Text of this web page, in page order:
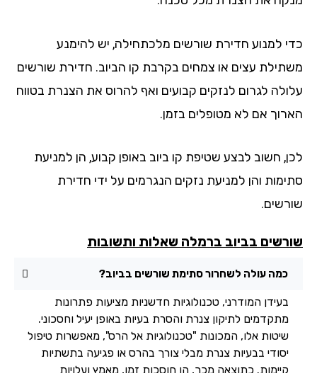
למנוע חדירת שורשים מלכתחילה, יש להימנע
עצים או צמחים בקרבת קו הביוב. חדירת שורשים
לגרום לנזקים קבועים ואף להרוס את הצנרת בטווח
אם לא מטופלים בזמן.
חשוב לבצע שטיפת קו ביוב באופן קבוע, הן למניעת
והן למניעת נזקים הנגרמים על ידי חדירת
בביוב ברמלה שאלות ותשובות
כמה עולה לשחרור סתימת שורשים בביוב?
בעידן המודרני, טכנולוגיות חדשניות מציעות פתרונות
מתקדמים לתיקון צנרת והסרת בעיות באופן יעיל וחסכוני.
שיטות אלו, המכונות "טכנולוגיות אל הרס", מאפשרות טיפול
יסודי בבעיות צנרת מבלי צורך בהרס או פגיעה בתשתיות
קיימות. כתוצאה מכך, הן חוסכות זמן, מאמץ ועלויות